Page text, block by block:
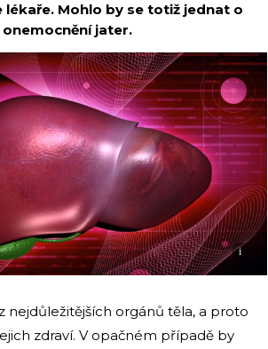
lékaře. Mohlo by se totiž jednat o
jater.
i
nejdůležitějších orgánů těla, a proto
zdraví. V opačném případě by